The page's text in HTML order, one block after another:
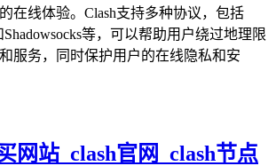
在线体验。Clash支持多种协议，包括
等，可以帮助用户绕过地理限
服务，同时保护用户的在线隐私和安
网站_clash官网_clash节点